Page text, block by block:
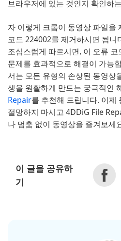
브라우저에 있는 것인지 확인하
자 이렇게 크롬이 동영상 파일을
코드 224002를 제거하시면 됩니
조심스럽게 따르시면, 이 오류
문제를 효과적으로 해결이 가능
서는 모든 유형의 손상된 동영상
생을 원활하게 만드는 궁극적인
Repair를 추천해 드립니다. 이제
절망하지 마시고 4DDiG File
나 멈춤 없이 동영상을 즐겨보세
이 글을 공유하
기